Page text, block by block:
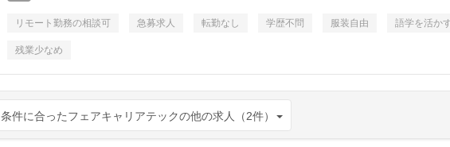
リモート勤務の相談可 急募求人 転勤なし 学歴不問 服装自由 語学を活か
残業少なめ
条件に合ったフェアキャリアテックの他の求人（2件）